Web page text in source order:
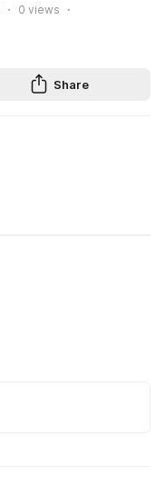
0 views
Share